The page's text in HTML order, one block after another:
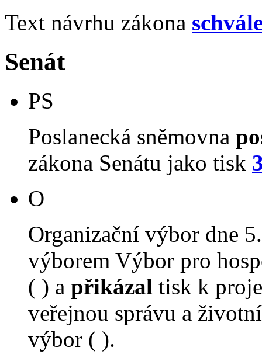
Text návrhu zákona
Senát
PS
Poslanecká sněmovna
zákona Senátu jako tisk
O
Organizační výbor dne
výborem Výbor pro
( ) a přikázal tisk k
veřejnou správu a
výbor ( ).